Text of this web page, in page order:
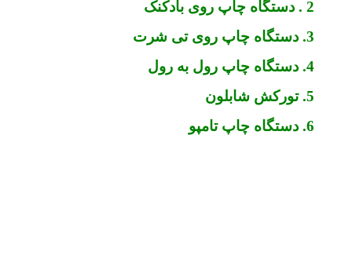
2 . دستگاه چاپ روی بادکنک
3. دستگاه چاپ روی تی شرت
4. دستگاه چاپ رول به رول
5. تورکش شابلون
6. دستگاه چاپ تامپو